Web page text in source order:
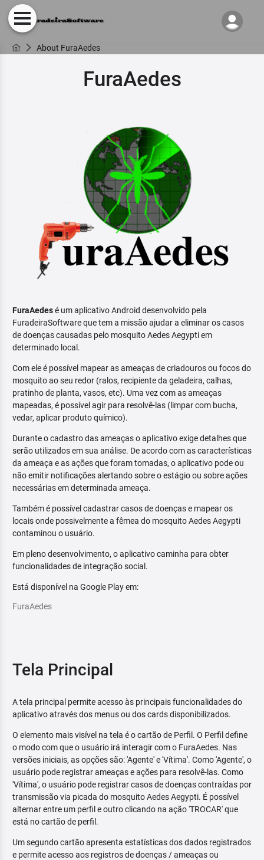
About FuraAedes
FuraAedes
FuraAedesé um aplicativo Android desenvolvido pela
FuradeiraSoftware que tem a missão ajudar a eliminar os casos
de doenças causadas pelo mosquito Aedes Aegypti em
determinado local.
Com ele é possível mapear as ameaças de criadouros ou focos do
mosquito ao seu redor (ralos, recipiente da geladeira, calhas,
pratinho de planta, vasos, etc). Uma vez com as ameaças
mapeadas, é possível agir para resolvê-las (limpar com bucha,
vedar, aplicar produto químico).
Durante o cadastro das ameaças o aplicativo exige detalhes que
serão utilizados em sua análise. De acordo com as características
da ameaça e as ações que foram tomadas, o aplicativo pode ou
não emitir notificações alertando sobre o estágio ou sobre ações
necessárias em determinada ameaça.
Também é possível cadastrar casos de doenças e mapear os
locais onde possivelmente a fêmea do mosquito Aedes Aegypti
contaminou o usuário.
Em pleno desenvolvimento, o aplicativo caminha para obter
funcionalidades de integração social.
Está disponível na Google Play em:
FuraAedes
Tela Principal
A tela principal permite acesso às principais funcionalidades do
aplicativo através dos menus ou dos cards disponibilizados.
O elemento mais visível na tela é o cartão de Perfil. O Perfil define
o modo com que o usuário irá interagir com o FuraAedes. Nas
versões iniciais, as opções são: 'Agente' e 'Vítima'. Como 'Agente', o
usuário pode registrar ameaças e ações para resolvê-las. Como
'Vítima', o usuário pode registrar casos de doenças contraídas por
transmissão via picada do mosquito Aedes Aegypti. É possível
alternar entre um perfil e outro clicando na ação 'TROCAR' que
está no cartão de perfil.
Um segundo cartão apresenta estatísticas dos dados registrados
e permite acesso aos registros de doenças / ameaças ou